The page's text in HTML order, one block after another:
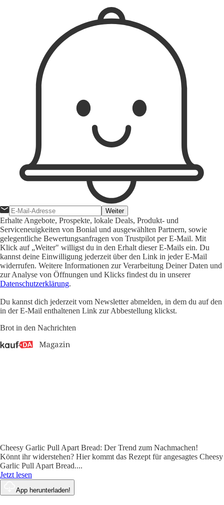
Weiter
Erhalte Angebote, Prospekte, lokale Deals, Produkt- und
Serviceneuigkeiten von Bonial und ausgewählten Partnern, sowie
gelegentliche Bewertungsanfragen von Trustpilot per E-Mail. Mit
Klick auf „Weiter" willigst du in den Erhalt dieser E-Mails ein. Du
kannst deine Einwilligung jederzeit über den Link in jeder E-Mail
widerrufen. Weitere Informationen zur Verarbeitung Deiner Daten und
zur Analyse von Öffnungen und Klicks findest du in unserer
Datenschutzerklärung.
Du kannst dich jederzeit vom Newsletter abmelden, in dem du auf den
in der E-Mail enthaltenen Link zur Abbestellung klickst.
Brot in den Nachrichten
Cheesy Garlic Pull Apart Bread: Der Trend zum Nachmachen!
Könnt ihr widerstehen? Hier kommt das Rezept für angesagtes Cheesy
Garlic Pull Apart Bread....
Jetzt lesen
App herunterladen!